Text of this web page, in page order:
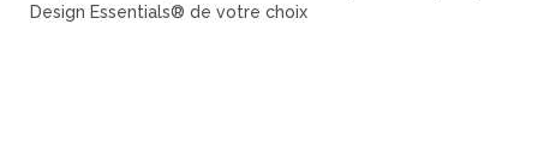
Design Essentials® de votre choix